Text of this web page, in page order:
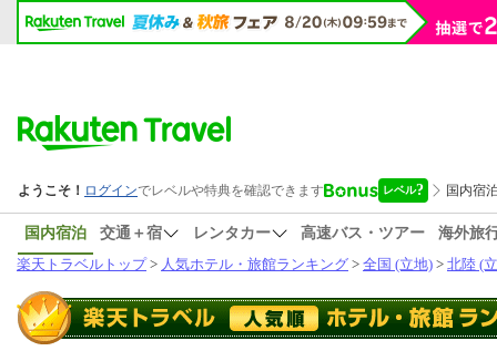
国内宿泊 交通＋宿 レンタカー 高速バス・ツアー
海外旅
楽天トラベルトップ> 人気ホテル・旅館ランキング > 全国 (立地) > 北陸 (